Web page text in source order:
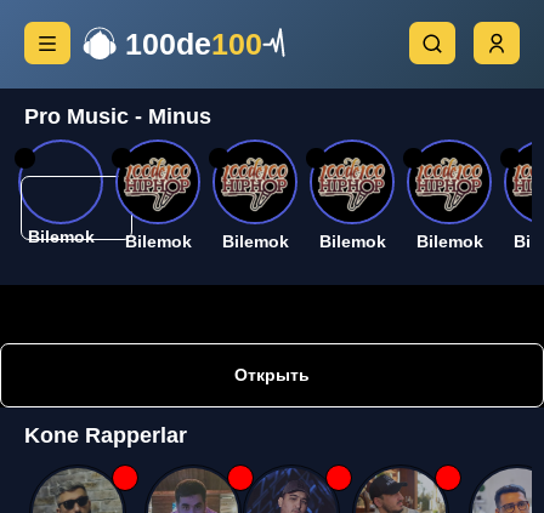
100de100
Pro Music - Minus
Bilemok Bilemok Bilemok Bilemok Bilemok
Открыть
Kone Rapperlar